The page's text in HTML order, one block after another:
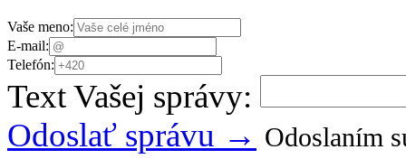
Vaše meno:
E-mail:
Telefón:
Text Vašej správy:
Odoslať správu → Odoslaním